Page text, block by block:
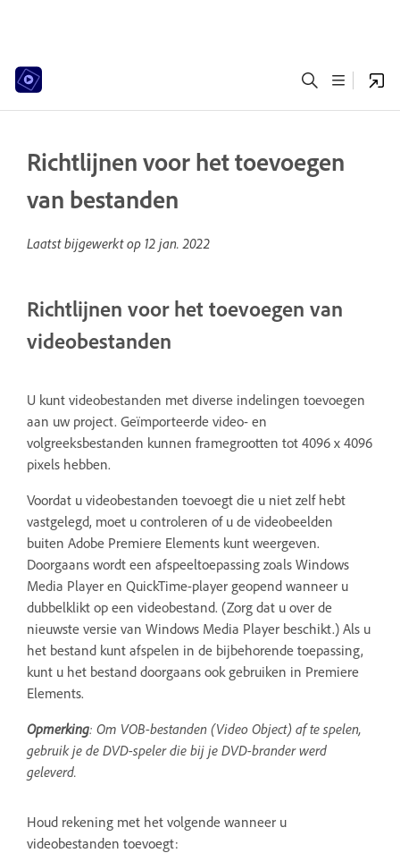
Richtlijnen voor het toevoegen
van bestanden
Laatst bijgewerkt op 12 jan. 2022
Richtlijnen voor het toevoegen van
videobestanden
U kunt videobestanden met diverse indelingen toevoegen
aan uw project. Geïmporteerde video- en
volgreeksbestanden kunnen framegrootten tot 4096 x 4096
pixels hebben.
Voordat u videobestanden toevoegt die u niet zelf hebt
vastgelegd, moet u controleren of u de videobeelden
buiten Adobe Premiere Elements kunt weergeven.
Doorgaans wordt een afspeeltoepassing zoals Windows
Media Player en QuickTime-player geopend wanneer u
dubbelklikt op een videobestand. (Zorg dat u over de
nieuwste versie van Windows Media Player beschikt.) Als u
het bestand kunt afspelen in de bijbehorende toepassing,
kunt u het bestand doorgaans ook gebruiken in Premiere
Elements.
Opmerking: Om VOB-bestanden (Video Object) af te spelen,
gebruik je de DVD-speler die bij je DVD-brander werd
geleverd.
Houd rekening met het volgende wanneer u
videobestanden toevoegt: